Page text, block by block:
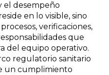
el desempeño
en lo visible, sino
verificaciones,
que
del equipo operativo.
regulatorio sanitario
un cumplimiento